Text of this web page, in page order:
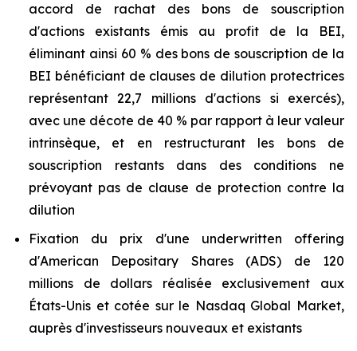
accord de rachat des bons de souscription
d'actions existants émis au profit de la BEI,
éliminant ainsi 60 % des bons de souscription de la
BEI bénéficiant de clauses de dilution protectrices
représentant 22,7 millions d'actions si exercés),
avec une décote de 40 % par rapport à leur valeur
intrinsèque, et en restructurant les bons de
souscription restants dans des conditions ne
prévoyant pas de clause de protection contre la
dilution
Fixation du prix d'une underwritten
offering
d'American Depositary Shares(ADS) de 120
millions de dollars réalisée exclusivement aux
États-Unis et cotée sur le Nasdaq Global Market,
auprès d'investisseurs nouveaux et existants